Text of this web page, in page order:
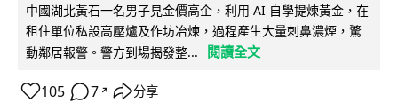
中國湖北黃石一名男子見金價高企，利用 AI 自學提煉黃金，在
租住單位私設高壓爐及作坊冶煉，過程產生大量刺鼻濃煙，驚
動鄰居報警。警方到場揭發整...
閱讀全文
105 7 ↗ 分享